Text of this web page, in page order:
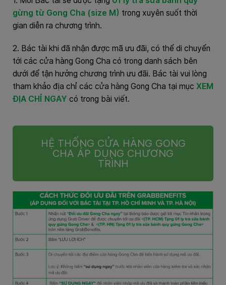
gừng từ Gong Cha (size M) trong xuyên suốt thời
gian diễn ra chương trình.
2. Bác tài khi đã nhận được mã ưu đãi, có thể di chuyển
tới các cửa hàng Gong Cha có trong danh sách bên
dưới để tận hưởng chương trình ưu đãi. Bác tài vui lòng
tham khảo địa chỉ các cửa hàng Gong Cha tại mục XEM
ĐỊA CHỈ NGAY có trong bài viết.
HỆ THỐNG CỬA HÀNG GONG
CHA ÁP DỤNG CHƯƠNG
TRÌNH